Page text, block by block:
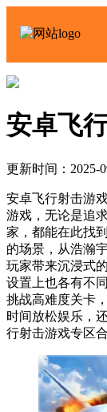
安卓飞
更新时间：2025-
安卓飞行射击游
游戏，无论是追
家，都能在此找
的场景，从浩瀚
玩家带来沉浸式
设置上也各有不
挑战高难度关卡
时间放松娱乐，
行射击游戏专区